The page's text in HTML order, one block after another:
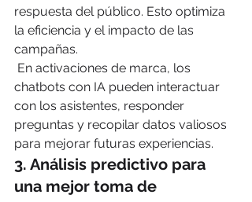
respuesta del público. Esto optimiza
la eficiencia y el impacto de las
campañas.
En activaciones de marca, los
chatbots con IA pueden interactuar
con los asistentes, responder
preguntas y recopilar datos valiosos
para mejorar futuras experiencias.
3. Análisis predictivo para
una mejor toma de